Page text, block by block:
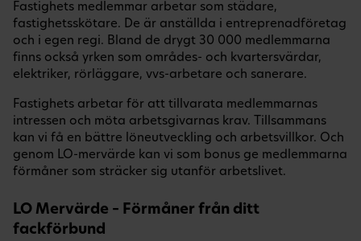
Fastighets medlemmar arbetar som städare,
fastighetsskötare. De är anställda i entreprenadföretag
och i egen regi. Bland de drygt 30 000 medlemmarna
finns också yrken som områdes- och kvartersvärdar,
elektriker, rörläggare, vvs-arbetare och sanerare.
Fastighets arbetar för att tillvarata medlemmarnas
intressen och möta arbetsgivarnas krav. Tillsammans
kan vi få en bättre löneutveckling och arbetsvillkor. Och
genom LO-mervärde kan vi som bonus ge medlemmarna
förmåner som sträcker sig utanför arbetslivet.
LO Mervärde – Förmåner från ditt
fackförbund